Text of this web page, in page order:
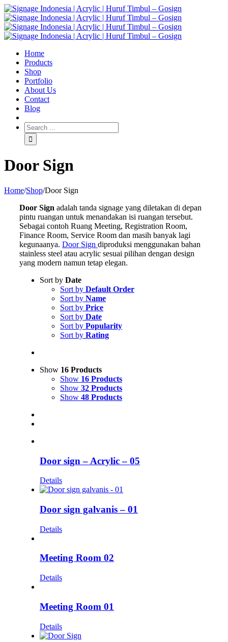
Home
Products
Shop
Portfolio
About Us
Contact
Blog
Door Sign
Home/Shop/Door Sign
Door Sign adalah tanda signage yang diletakan di depan
pintu ruangan untuk menandakan isi ruangan tersebut.
Sebagai contoh Ruang Meeting, Registration Room,
Finance Room, Service Room dan masih banyak lagi
kegunaanya. Door Sign diproduksi menggunakan bahan
stainless steel atau acrylic sesuai pilihan dengan design
yang modern namun tetap elegan.
Sort by Date
Sort by Default Order
Sort by Name
Sort by Price
Sort by Date
Sort by Popularity
Sort by Rating
Show 16 Products
Show 16 Products
Show 32 Products
Show 48 Products
Door sign – Acrylic – 05
Details
Door sign galvanis – 01
Details
Meeting Room 02
Details
Meeting Room 01
Details